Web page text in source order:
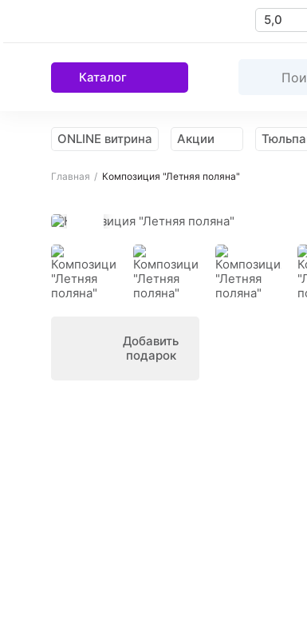
5,0
Каталог
ONLINE витрина Акции
Главная Композиция "Летняя поляна"
о подарке
Добавить
подарок